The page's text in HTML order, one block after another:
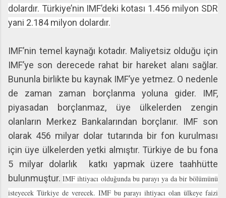
dolardır. Türkiye’nin IMF’deki kotası 1.456 milyon SDR
yani 2.184 milyon dolardır.
IMF’nin temel kaynağı kotadır. Maliyetsiz olduğu için
IMF’ye son derecede rahat bir hareket alanı sağlar.
Bununla birlikte bu kaynak IMF’ye yetmez. O nedenle
de zaman zaman borçlanma yoluna gider. IMF,
piyasadan borçlanmaz, üye ülkelerden zengin
olanların Merkez Bankalarından borçlanır. IMF son
olarak 456 milyar dolar tutarında bir fon kurulması
için üye ülkelerden yetki almıştır. Türkiye de bu fona
5 milyar dolarlık katkı yapmak üzere taahhütte
bulunmuştur.IMF ihtiyacı olduğunda bu parayı ya da bir bölümünü
isteyecek Türkiye de verecek. IMF bu parayı ihtiyacı olan ülkeye faizi